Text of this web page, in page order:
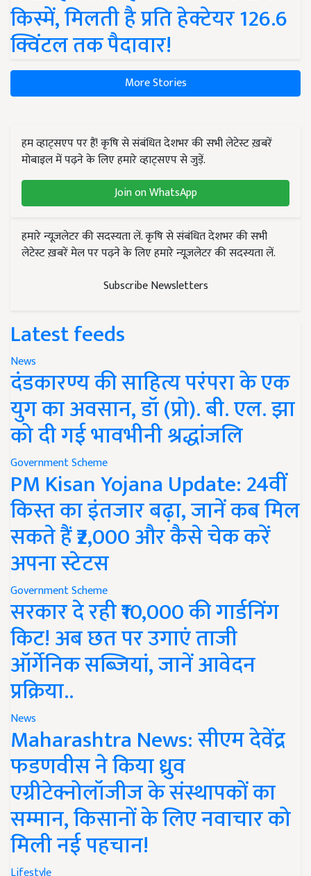
किस्में, मिलती है प्रति हेक्टेयर 126.6
क्विंटल तक पैदावार!
More Stories
हम व्हाट्सएप पर हैं! कृषि से संबंधित देशभर की सभी लेटेस्ट ख़बरें
मोबाइल में पढ़ने के लिए हमारे व्हाट्सएप से जुड़ें.
Join on WhatsApp
हमारे न्यूज़लेटर की सदस्यता लें. कृषि से संबंधित देशभर की सभी
लेटेस्ट ख़बरें मेल पर पढ़ने के लिए हमारे न्यूज़लेटर की सदस्यता लें.
Subscribe Newsletters
Latest feeds
News
दंडकारण्य की साहित्य परंपरा के एक
युग का अवसान, डॉ (प्रो). बी. एल. झा
को दी गई भावभीनी श्रद्धांजलि
Government Scheme
PM Kisan Yojana Update: 24वीं
किस्त का इंतजार बढ़ा, जानें कब मिल
सकते हैं ₹2,000 और कैसे चेक करें
अपना स्टेटस
Government Scheme
सरकार दे रही ₹10,000 की गार्डनिंग
किट! अब छत पर उगाएं ताजी
ऑर्गेनिक सब्जियां, जानें आवेदन
प्रक्रिया..
News
Maharashtra News: सीएम देवेंद्र
फडणवीस ने किया ध्रुव
एग्रीटेक्नोलॉजीज के संस्थापकों का
सम्मान, किसानों के लिए नवाचार को
मिली नई पहचान!